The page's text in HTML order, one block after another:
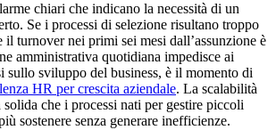
chiari che indicano la necessità di un
Se i processi di selezione risultano troppo
turnover nei primi sei mesi dall’assunzione è
amministrativa quotidiana impedisce ai
sullo sviluppo del business, è il momento di
HR per crescita aziendale. La scalabilità
che i processi nati per gestire piccoli
sostenere senza generare inefficienze.